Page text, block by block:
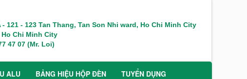
121 - 123 Tan Thang, Tan Son Nhi ward, Ho Chi Minh City
Chi Minh City
47 07 (Mr. Loi)
ALU BẢNG HIỆU HỘP ĐÈN TUYỂN DỤNG